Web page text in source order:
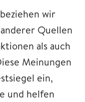
wir
Quellen
als auch
Meinungen
ein,
und helfen